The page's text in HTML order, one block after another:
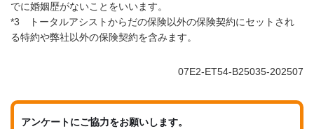
でに婚姻歴がないことをいいます。
*3 トータルアシストからだの保険以外の保険契約にセットされ
る特約や弊社以外の保険契約を含みます。
07E2-ET54-B25035-202507
アンケートにご協力をお願いします。